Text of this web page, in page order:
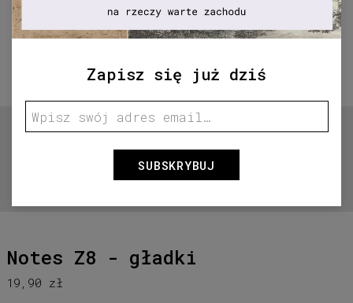
Przytrzymaj aby powiększyć
Notes Z8 - gładki
19,90 zł
Zapisz się już dziś
SUBSKRYBUJ